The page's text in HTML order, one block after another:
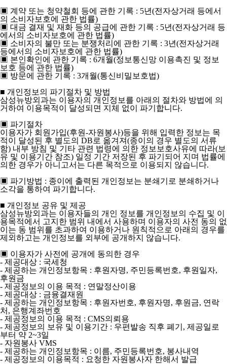
▣ 계약 또는 청약철회 등에 관한 기록 : 5년(전자상거래 등에서
의 소비자보호에 관한 법률)
▣ 대금 결재 및 재화 등의 공급에 관한 기록 : 5년(전자상거래 등
에서의 소비자보호에 관한 법률)
▣ 소비자의 불만 또는 분쟁처리에 관한 기록 : 3년(전자상거래
등에서의 소비자보호에 관한 법률)
▣ 본인확인에 관한 기록 : 6개월(정보통신망 이용촉진 및 정보
보호 등에 관한 법률)
▣ 방문에 관한 기록 : 3개월(통신비밀보호법)
■ 개인정보의 파기절차 및 방법
삼성뉴방외과는 이용자의 개인정보를 아래의 절차와 방법에 의
거하여 이용목적이 달성되면 지체 없이 파기합니다.
▣ 파기절차
이용자가 회원가입(후원-자원봉사)등을 위해 입력한 정보는 목
적이 달성된 후 별도의 DB로 옮겨져(종이의 경우 별도의 서류
함) 내부 방침 및 기타 관련 법령에 의한 정보보호사유에 따라(보
유 및 이용기간 참조) 일정 기간 저장된 후 파기되어 지며 법률에
의한 경우가 아니고서는 다른 목적으로 이용되지 않습니다.
▣ 파기방법 : 종이에 출력된 개인정보는 분쇄기로 분쇄하거나
소각을 통하여 파기합니다.
■ 개인정보 공유 및 제공
삼성뉴방외과는 이용자들의 개인 정보를 개인정보의 수집 및 이
용목적에서 고지한 범위 내에서 사용하며 이용자의 사전 동의 없
이는 동 범위를 초과하여 이용하거나 원칙적으로 아래의 경우를
제외하고는 개인정보를 외부에 공개하지 않습니다.
▣ 이용자가 사전에 공개에 동의한 경우
- 제공대상 : 국세청
- 제공하는 개인정보항목 : 후원자명, 주민등록번호, 후원일자,
후원금
- 제공정보의 이용 목적 : 연말정산이용
- 제공대상 : 금융결재원
- 제공하는 개인정보항목 : 후원자번호, 후원자명, 후원금, 연락
처, 은행계좌번호
- 제공정보의 이용 목적 : CMS의뢰용
- 제공정보의 보유 및 이용기간 : 우편발송 직후 폐기, 제공일로
부터 약 2~3일
- 자원봉사 VMS
- 제공하는 개인정보항목 : 이름, 주민등록번호, 봉사내역
- 제공정보의 이용목적 : 요청한 자원봉사자 한해서 발급